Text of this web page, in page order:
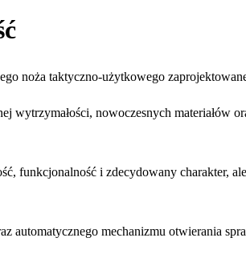
noża taktyczno-użytkowego
nowoczesnych materiałów
funkcjonalność i zdecydowany charakter,
automatycznego mechanizmu otwierania